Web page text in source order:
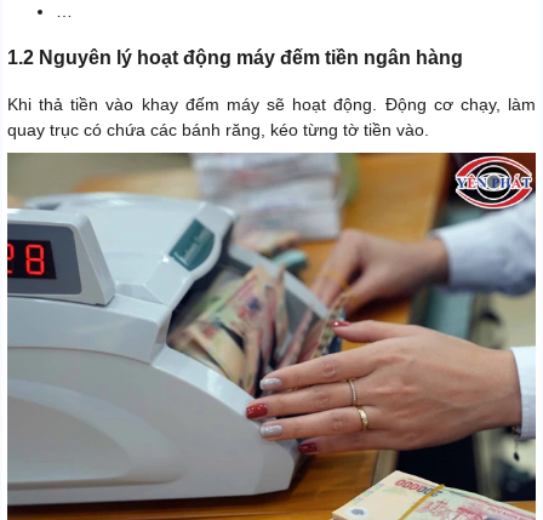
…
1.2 Nguyên lý hoạt động máy đếm tiền ngân hàng
Khi thả tiền vào khay đếm máy sẽ hoạt động. Động cơ chạy, làm
quay trục có chứa các bánh răng, kéo từng tờ tiền vào.